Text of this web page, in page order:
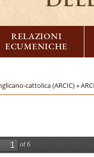
RELAZIONI
ECUMENICHE
cattolica (ARCIC) »
of 6